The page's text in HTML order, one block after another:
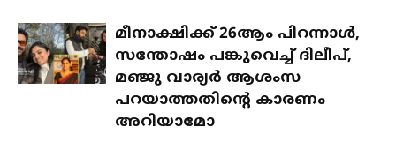
മീനാക്ഷിക്ക് 26ആം പിറന്നാൾ,
സന്തോഷം പങ്കുവെച്ച് ദിലീപ്,
മഞ്ജു വാര്യർ ആശംസ
പറയാത്തതിന്റെ കാരണം
അറിയാമോ